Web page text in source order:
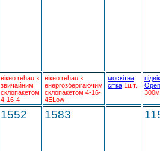
вікно rehau з
звичайним
склопакетом
4-16-4
вікно rehau з
енергозберігаючим
склопакетом 4-16-
4ELow
москітна
сітка 1шт.
1552 1583